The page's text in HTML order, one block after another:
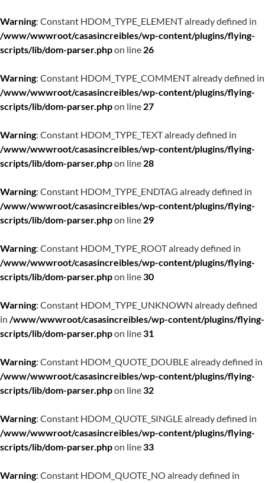
Warning: Constant HDOM_TYPE_ELEMENT already defined in
/www/wwwroot/casasincreibles/wp-content/plugins/flying-
scripts/lib/dom-parser.phpon line 26
Warning: Constant HDOM_TYPE_COMMENT already defined in
/www/wwwroot/casasincreibles/wp-content/plugins/flying-
scripts/lib/dom-parser.phpon line 27
Warning: Constant HDOM_TYPE_TEXT already defined in
/www/wwwroot/casasincreibles/wp-content/plugins/flying-
scripts/lib/dom-parser.phpon line 28
Warning: Constant HDOM_TYPE_ENDTAG already defined in
/www/wwwroot/casasincreibles/wp-content/plugins/flying-
scripts/lib/dom-parser.phpon line 29
Warning: Constant HDOM_TYPE_ROOT already defined in
/www/wwwroot/casasincreibles/wp-content/plugins/flying-
scripts/lib/dom-parser.phpon line30
Warning: Constant HDOM_TYPE_UNKNOWN already defined
in /www/wwwroot/casasincreibles/wp-content/plugins/flying-
scripts/lib/dom-parser.phpon line31
Warning: Constant HDOM_QUOTE_DOUBLE already defined in
/www/wwwroot/casasincreibles/wp-content/plugins/flying-
scripts/lib/dom-parser.phpon line32
Warning: Constant HDOM_QUOTE_SINGLE already defined in
/www/wwwroot/casasincreibles/wp-content/plugins/flying-
scripts/lib/dom-parser.phpon line33
Warning: Constant HDOM_QUOTE_NO already defined in